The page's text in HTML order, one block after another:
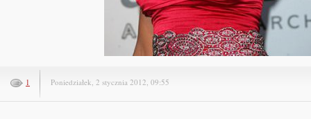
1 Poniedziałek, 2 stycznia 2012, 09:55